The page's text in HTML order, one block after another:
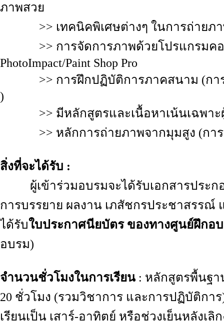
ภาพสวย
>> เทคนิคพิเศษต่างๆ ในการถ่ายภาพ
>> การจัดการภาพด้วยโปรแกรมคอมพิ
PhotoImpact/Paint Shop Pro
>> การฝึกปฏิบัติการภาคสนาม (การ
)
>> มีหลักสูตรและเนื้อหาเน้นเฉพาะ
>> หลักการถ่ายภาพจากมุมสูง (การถ่
สิ่งที่จะได้รับ :
ผู้เข้าร่วมอบรมจะได้รับเอกสารประกอ
การบรรยาย ผลงาน เภสัชกรประชาสรรณ์
ได้รับใบประกาศนียบัตร ของทางศูนย์ฝึกอ
อบรม)
จำนวนชั่วโมงในการเรียน : หลักสูตรพื้นฐา
20 ชั่วโมง (รวมวิชาการ และการปฏิบัติกา
เรียนเป็น เสาร์-อาทิตย์ หรือช่วงเย็นหลังเลิ